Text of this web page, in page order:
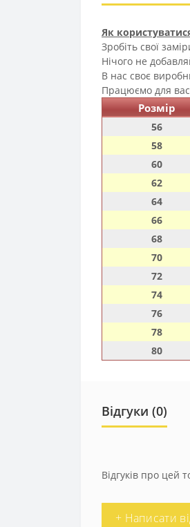
Як
Зробіть свої
Нічого не
В нас своє
Працюємо для
Розмір
56
58
60
62
64
66
68
70
72
74
76
78
80
Відгуки (0)
Відгуків про цей
+ Написати